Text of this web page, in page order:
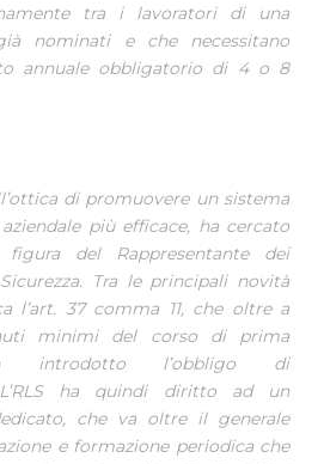
tra i lavoratori di una
nominati e che necessitano
annuale obbligatorio di 4 o 8
di promuovere un sistema
più efficace, ha cercato
del Rappresentante dei
Tra le principali novità
l’art. 37 comma 11, che oltre a
minimi del corso di prima
introdotto l’obbligo di
ha quindi diritto ad un
che va oltre il generale
e formazione periodica che